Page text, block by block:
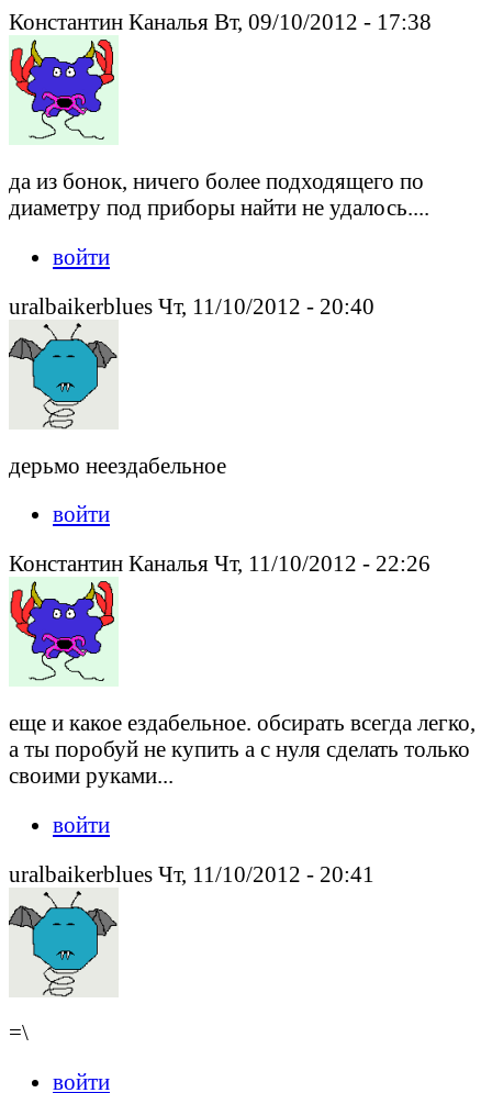
Константин Каналья Вт, 09/10/2012 - 17:38
да из бонок, ничего более подходящего по
диаметру под приборы найти не удалось....
войти
uralbaikerblues Чт, 11/10/2012 - 20:40
дерьмо неездабельное
войти
Константин Каналья Чт, 11/10/2012 - 22:26
еще и какое ездабельное. обсирать всегда легко,
а ты поробуй не купить а с нуля сделать только
своими руками...
войти
uralbaikerblues Чт, 11/10/2012 - 20:41
=\
войти